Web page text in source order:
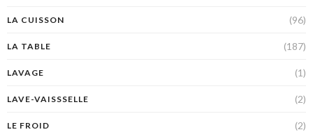
LA CUISSON (96)
LA TABLE (187)
LAVAGE (1)
LAVE-VAISSSELLE (2)
LE FROID (2)